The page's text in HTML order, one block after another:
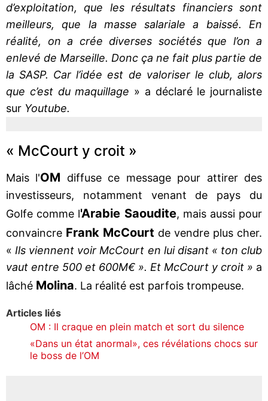
d’exploitation, que les résultats financiers sont
meilleurs, que la masse salariale a baissé. En
réalité, on a crée diverses sociétés que l’on a
enlevé de Marseille. Donc ça ne fait plus partie de
la SASP. Car l’idée est de valoriser le club, alors
que c’est du maquillage » a déclaré le journaliste
sur Youtube.
« McCourt y croit »
Mais l'OM diffuse ce message pour attirer des
investisseurs, notamment venant de pays du
Golfe comme l'Arabie Saoudite, mais aussi pour
convaincre Frank McCourt de vendre plus cher.
« Ils viennent voir McCourt en lui disant « ton club
vaut entre 500 et 600M€ ». Et McCourt y croit » a
lâché Molina. La réalité est parfois trompeuse.
Articles liés
OM : Il craque en plein match et sort du silence
«Dans un état anormal», ces révélations chocs sur
le boss de l’OM